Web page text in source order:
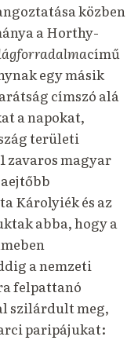
közben
a Horthy-
című
egy másik
címszó alá
a napokat,
területi
zavaros magyar
Károlyiék és az
abba, hogy a
a nemzeti
felpattanó
szilárdult meg,
paripájukat: